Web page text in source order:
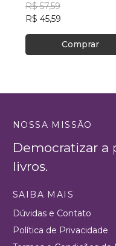
R$ 57,59
R$ 45,59
Comprar
NOSSA MISSÃO
Democratizar a
livros.
SAIBA MAIS
Dúvidas e Contato
Política de Privacidade